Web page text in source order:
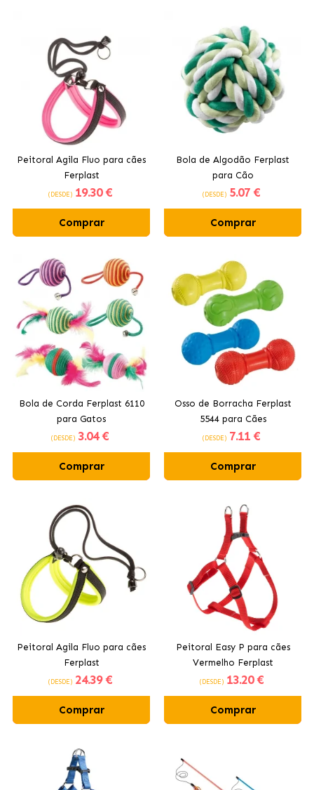
Peitoral Agila Fluo para cães
Ferplast
(DESDE) 19.30 €
Comprar
Bola de Algodão Ferplast
para Cão
(DESDE) 5.07 €
Comprar
Bola de Corda Ferplast 6110
para Gatos
(DESDE) 3.04 €
Comprar
Osso de Borracha Ferplast
5544 para Cães
(DESDE) 7.11 €
Comprar
Peitoral Agila Fluo para cães
Ferplast
(DESDE) 24.39 €
Comprar
Peitoral Easy P para cães
Vermelho Ferplast
(DESDE) 13.20 €
Comprar